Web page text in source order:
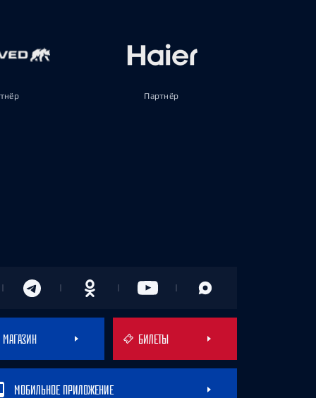
Партнёр
МАГАЗИН БИЛЕТЫ
МОБИЛЬНОЕ ПРИЛОЖЕНИЕ